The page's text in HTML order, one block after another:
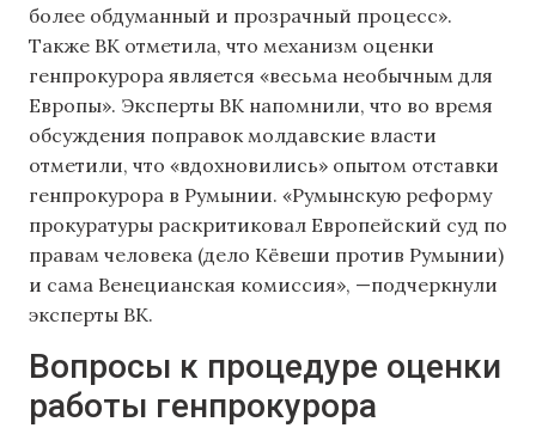
более обдуманный и прозрачный процесс».
Также ВК отметила, что механизм оценки
генпрокурора является «весьма необычным для
Европы». Эксперты ВК напомнили, что во время
обсуждения поправок молдавские власти
отметили, что «вдохновились» опытом отставки
генпрокурора в Румынии. «Румынскую реформу
прокуратуры раскритиковал Европейский суд по
правам человека (дело Кёвеши против Румынии)
и сама Венецианская комиссия», —подчеркнули
эксперты ВК.
Вопросы к процедуре оценки
работы генпрокурора